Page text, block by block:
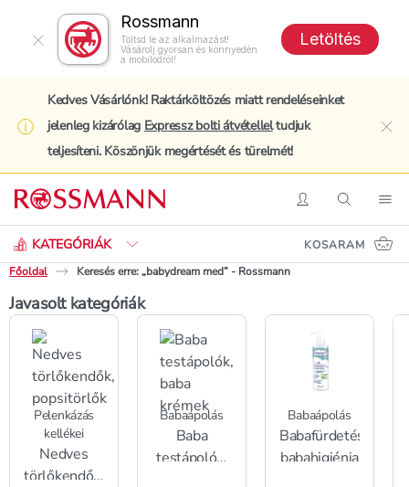
Rossmann
Töltsd le az alkalmazást!
Vásárolj gyorsan és könnyedén
a mobilodról!
Letöltés
Kedves Vásárlónk! Raktárköltözés miatt rendeléseinket
jelenleg kizárólag Expressz bolti átvételleltudjuk
teljesíteni. Köszönjük megértését és türelmét!
BelépésKeresés
KATEGÓRIÁK
Keresés
KOSARAM
Főoldal
Keresés erre: „babydream med” - Rossmann
Keresés erre: „babydream
Javasolt kategóriák
Pelenkázás
kellékei
Nedves
törlőkendők,
Babaápolás
Baba
testápolók,
Babaápolás
Babafürdetés,
babahigiénia